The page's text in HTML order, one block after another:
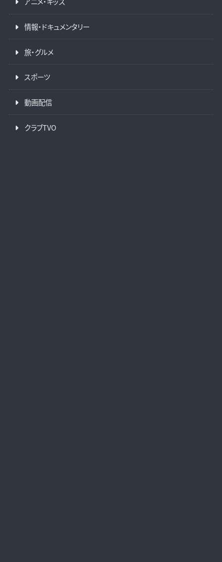
情報・ドキュメンタリー
旅・グルメ
スポーツ
動画配信
クラブTVO